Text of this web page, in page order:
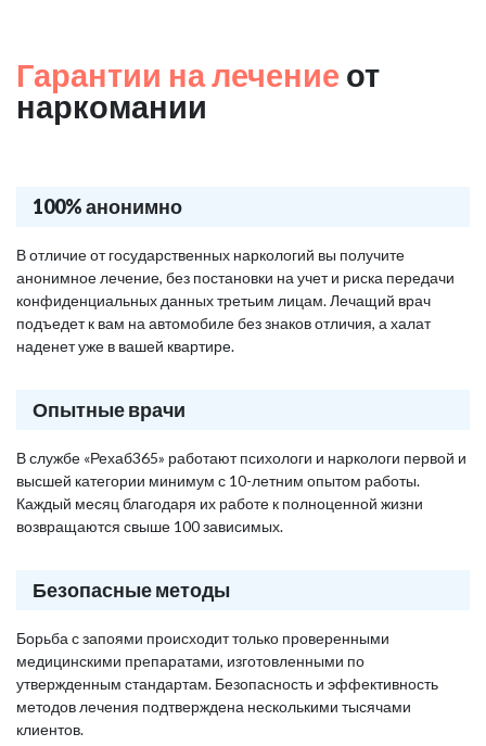
Гарантии на лечение от
наркомании
100% анонимно
В отличие от государственных наркологий вы получите
анонимное лечение, без постановки на учет и риска передачи
конфиденциальных данных третьим лицам. Лечащий врач
подъедет к вам на автомобиле без знаков отличия, а халат
наденет уже в вашей квартире.
Опытные врачи
В службе «Рехаб365» работают психологи и наркологи первой и
высшей категории минимум с 10-летним опытом работы.
Каждый месяц благодаря их работе к полноценной жизни
возвращаются свыше 100 зависимых.
Безопасные методы
Борьба с запоями происходит только проверенными
медицинскими препаратами, изготовленными по
утвержденным стандартам. Безопасность и эффективность
методов лечения подтверждена несколькими тысячами
клиентов.